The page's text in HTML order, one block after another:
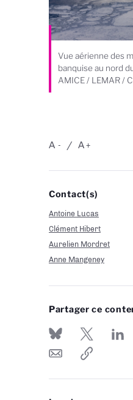
Vue aérienne des
banquise au nord
AMICE / LEMAR /
-
A +
A
Contact(s)
Antoine Lucas
Clément Hibert
Aurelien Mordret
Anne Mangeney
Partager ce